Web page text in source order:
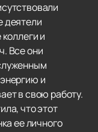
деятели
и
Все они
и
в свою работу.
что этот
ее личного